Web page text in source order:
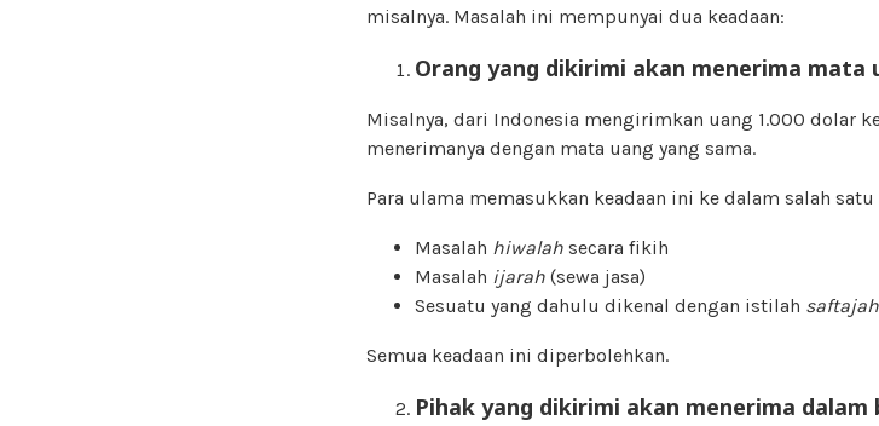
misalnya. Masalah ini mempunyai dua keadaan:
Orang yang dikirimi akan menerima mata
Misalnya, dari Indonesia mengirimkan uang 1.000 dolar
menerimanya dengan mata uang yang sama.
Para ulama memasukkan keadaan ini ke dalam salah
Masalah hiwalah secara fikih
Masalah ijarah (sewa jasa)
Sesuatu yang dahulu dikenal dengan istilah saftajah
Semua keadaan ini diperbolehkan.
Pihak yang dikirimi akan menerima